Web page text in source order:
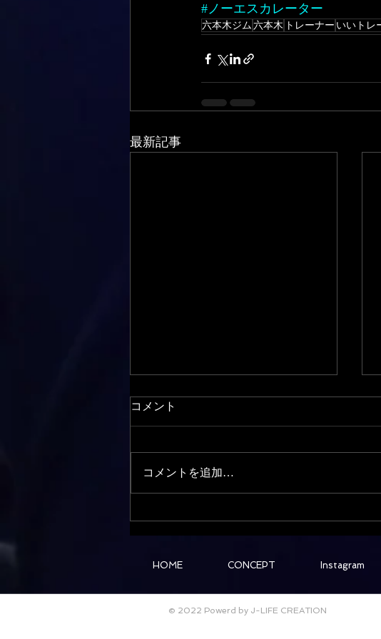
#ノーエスカレーター
六本木ジム 六本木 トレーナー いいトレ
最新記事
オイルトリートメントスター
ト
コメント
コメントを追加…
HOME CONCEPT Instagram
© 2022 Powerd by J-LIFE CREATION